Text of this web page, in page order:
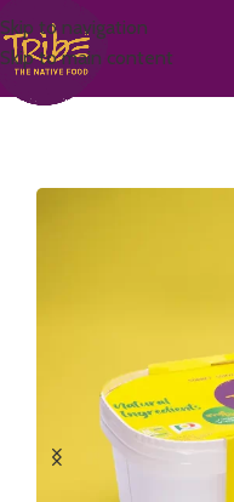
Skip to navigation
Skip to main content